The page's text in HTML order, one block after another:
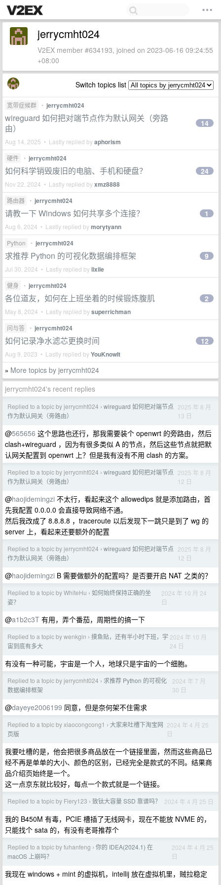
jerrycmht024
V2EX member #634193, joined on 2023-06-16 09:24:55
+08:00
Switch topics list
宽带症候群 • jerrycmht024
wireguard 如何把对端节点作为默认网关（旁路
由）
Aug 14, 2025 • Lastly replied byaphorism
14
硬件 • jerrycmht024
如何科学销毁废旧的电脑、手机和硬盘？
Nov 22, 2024 • Lastly replied byxmz8888
24
路由器 • jerrycmht024
请教一下 Windows 如何共享多个连接？
Aug 6, 2024 • Lastly replied bymorytyann
1
Python • jerrycmht024
求推荐 Python 的可视化数据编排框架
Jul 30, 2024 • Lastly replied bylixile
9
健身 • jerrycmht024
各位道友，如何在上班坐着的时候锻炼腹肌
May 8, 2024 • Lastly replied bysuperrichman
2
问与答 • jerrycmht024
如何记录净水滤芯更换时间
Aug 9, 2023 • Lastly replied byYouKnowIt
12
» More topics by jerrycmht024
jerrycmht024's recent replies
Replied to a topic by jerrycmht024 › wireguard 如何把对端节点
作为默认网关（旁路由）
2025 年 8 月
13 日
@565656 这个思路也还行，那我需要装个 openwrt 的旁路由，然后
clash+wireguard ，因为有很多类似 A 的节点，然后这些节点就把默
认网关配置到 openwrt 上？但是我有没有不用 clash 的方案。
Replied to a topic by jerrycmht024 › wireguard 如何把对端节点
作为默认网关（旁路由）
2025 年 8 月
12 日
@haojidemingzi 不太行，看起来这个 allowedips 就是添加路由，首
先我配置 0.0.0.0 会直接导致网络不通。
然后我改成了 8.8.8.8 ，traceroute 以后发现下一跳只是到了 wg 的
server 上，看起来还要额外的配置
Replied to a topic by jerrycmht024 › wireguard 如何把对端节点
作为默认网关（旁路由）
2025 年 8 月
12 日
@haojidemingzi B 需要做额外的配置吗？是否要开启 NAT 之类的？
Replied to a topic by WhiteHu › 如何始终保持正确的坐
姿？
2024 年 10 月 24
日
@a1b2c3T 有用，弄个番茄，周期性的搞一下
Replied to a topic by wenkgin › 摸鱼贴，还有半小时下班，宇
宙到底有多大
2024 年 10 月
24 日
有没有一种可能，宇宙是一个人，地球只是宇宙的一个细胞。
Replied to a topic by jerrycmht024 › 求推荐 Python 的可视化
数据编排框架
2024 年 7 月
30 日
@dayeye2006199 同意，但是奈何架不住需求
Replied to a topic by xiaocongcong1 › 大家来吐槽下淘宝网
页版
2024 年 4 月 25
日
我要吐槽的是，他会把很多商品放在一个链接里面，然而这些商品已
经不再是单单的大小、颜色的区别，已经完全是款式的不同。结果商
品介绍页始终是一个。
这一点京东就比较好，每点一个款式就是一个链接。
Replied to a topic by Fiery123 › 致钛大容量 SSD 靠谱吗？ 2024 年 4 月 25 日
我的 B450M 有毒，PCIE 槽插了无线网卡，现在不能放 NVME 的，
只能找个 sata 的，有没有老哥推荐个
Replied to a topic by fuhanfeng › 你的 IDEA(2024.1) 在
macOS 上崩吗？
2024 年 4 月 25
日
我现在 windows + mint 的虚拟机，intellij 放在虚拟机里，贼拉稳定